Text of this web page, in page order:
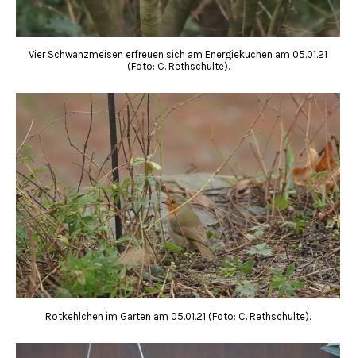
Vier Schwanzmeisen erfreuen sich am Energiekuchen am 05.01.21
(Foto: C. Rethschulte).
Rotkehlchen im Garten am 05.01.21 (Foto: C. Rethschulte).